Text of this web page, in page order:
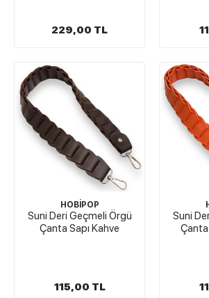
229,00 TL
HOBİPOP
Suni Deri Geçmeli Örgü
Çanta Sapı Kahve
115,00 TL
Suni
Çanta